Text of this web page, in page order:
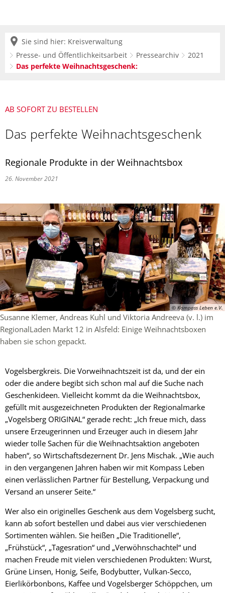
Sie sind hier: Kreisverwaltung
Presse- und Öffentlichkeitsarbeit
Pressearchiv
2021
Das perfekte Weihnachtsgeschenk:
AB SOFORT ZU BESTELLEN
Das perfekte Weihnachtsgeschenk
Regionale Produkte in der Weihnachtsbox
26. November 2021
© Kompass Leben e.V.
Susanne Klemer, Andreas Kuhl und Viktoria Andreeva (v. l.) im
RegionalLaden Markt 12 in Alsfeld: Einige Weihnachtsboxen
haben sie schon gepackt.
Vogelsbergkreis. Die Vorweihnachtszeit ist da, und der ein
oder die andere begibt sich schon mal auf die Suche nach
Geschenkideen. Vielleicht kommt da die Weihnachtsbox,
gefüllt mit ausgezeichneten Produkten der Regionalmarke
„Vogelsberg ORIGINAL“ gerade recht: „Ich freue mich, dass
unsere Erzeugerinnen und Erzeuger auch in diesem Jahr
wieder tolle Sachen für die Weihnachtsaktion angeboten
haben“, so Wirtschaftsdezernent Dr. Jens Mischak. „Wie auch
in den vergangenen Jahren haben wir mit Kompass Leben
einen verlässlichen Partner für Bestellung, Verpackung und
Versand an unserer Seite.“
Wer also ein originelles Geschenk aus dem Vogelsberg sucht,
kann ab sofort bestellen und dabei aus vier verschiedenen
Sortimenten wählen. Sie heißen „Die Traditionelle“,
„Frühstück“, „Tagesration“ und „Verwöhnschachtel“ und
machen Freude mit vielen verschiedenen Produkten: Wurst,
Grüne Linsen, Honig, Seife, Bodybutter, Vulkan-Secco,
Eierlikörbonbons, Kaffee und Vogelsberger Schöppchen, um